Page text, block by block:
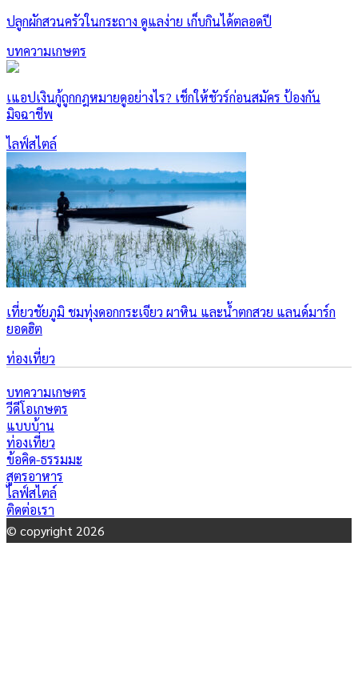
ปลูกผักสวนครัวในกระถาง ดูแลง่าย เก็บกินได้ตลอดปี
บทความเกษตร
เแอปเงินกู้ถูกกฎหมายดูอย่างไร? เช็กให้ชัวร์ก่อนสมัคร ป้องกัน
มิจฉาชีพ
ไลฟ์สไตล์
เที่ยวชัยภูมิ ชมทุ่งดอกกระเจียว ผาหิน และน้ำตกสวย แลนด์มาร์ก
ยอดฮิต
ท่องเที่ยว
บทความเกษตร
วีดีโอเกษตร
แบบบ้าน
ท่องเที่ยว
ข้อคิด-ธรรมมะ
สูตรอาหาร
ไลฟ์สไตล์
ติดต่อเรา
© copyright 2026